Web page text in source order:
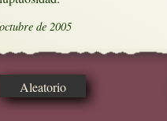
de 2005
Aleatorio